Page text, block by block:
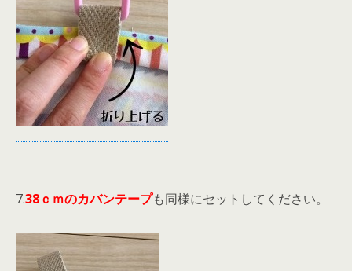
7.38ｃｍのカバンテープも同様にセットしてください。